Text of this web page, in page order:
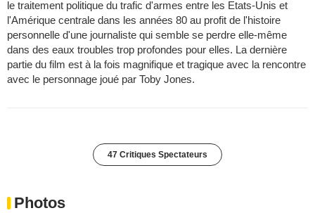
le traitement politique du trafic d'armes entre les Etats-Unis et
l'Amérique centrale dans les années 80 au profit de l'histoire
personnelle d'une journaliste qui semble se perdre elle-même
dans des eaux troubles trop profondes pour elles. La dernière
partie du film est à la fois magnifique et tragique avec la rencontre
avec le personnage joué par Toby Jones.
47 Critiques Spectateurs
Photos